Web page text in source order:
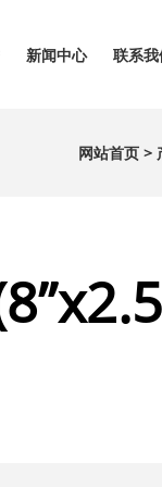
新闻中心 联系我
网站首页 >